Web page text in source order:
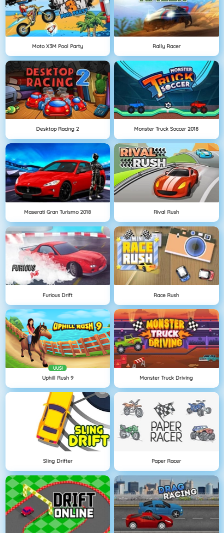
Moto X3M Pool Party Rally Racer
Desktop Racing 2 Monster Truck Soccer 2018
Maserati Gran Turismo 2018 Rival Rush
Furious Drift Race Rush
UUSI
Uphill Rush 9 Monster Truck Driving
Sling Drifter Paper Racer